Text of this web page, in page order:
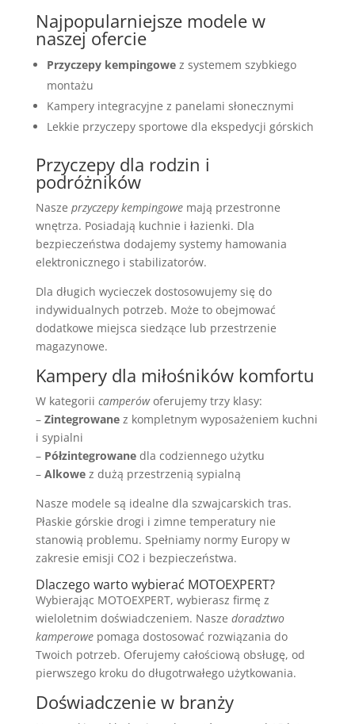
Najpopularniejsze modele w
naszej ofercie
Przyczepy kempingowez systemem szybkiego
montażu
Kampery integracyjne z panelami słonecznymi
Lekkie przyczepy sportowe dla ekspedycji górskich
Przyczepy dla rodzin i
podróżników
Nasze przyczepy kempingowemają przestronne
wnętrza. Posiadają kuchnie i łazienki. Dla
bezpieczeństwa dodajemy systemy hamowania
elektronicznego i stabilizatorów.
Dla długich wycieczek dostosowujemy się do
indywidualnych potrzeb. Może to obejmować
dodatkowe miejsca siedzące lub przestrzenie
magazynowe.
Kampery dla miłośników komfortu
W kategorii camperówoferujemy trzy klasy:
– Zintegrowanez kompletnym wyposażeniem kuchni
i sypialni
– Półzintegrowanedla codziennego użytku
– Alkowez dużą przestrzenią sypialną
Nasze modele są idealne dla szwajcarskich tras.
Płaskie górskie drogi i zimne temperatury nie
stanowią problemu. Spełniamy normy Europy w
zakresie emisji CO2 i bezpieczeństwa.
Dlaczego warto wybierać MOTOEXPERT?
Wybierając MOTOEXPERT, wybierasz firmę z
wieloletnim doświadczeniem. Nasze doradztwo
kamperowepomaga dostosować rozwiązania do
Twoich potrzeb. Oferujemy całościową obsługę, od
pierwszego kroku do długotrwałego użytkowania.
Doświadczenie w branży